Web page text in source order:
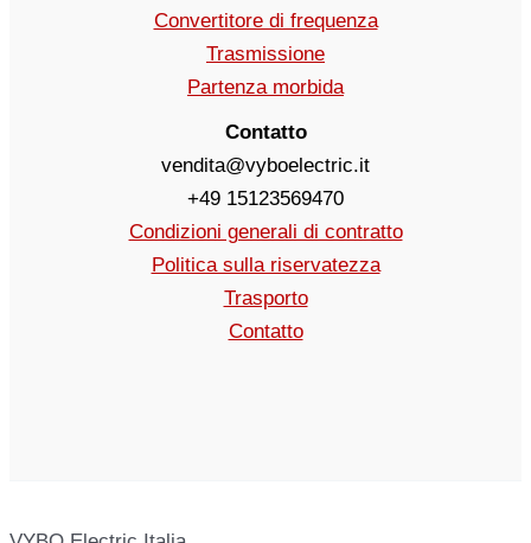
Convertitore di frequenza
Trasmissione
Partenza morbida
Contatto
vendita@vyboelectric.it
+49 15123569470
Condizioni generali di contratto
Politica sulla riservatezza
Trasporto
Contatto